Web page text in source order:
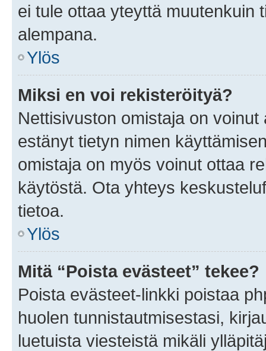
ei tule ottaa yteyttä muutenkuin
alempana.
Ylös
Miksi en voi rekisteröityä?
Nettisivuston omistaja on
estänyt tietyn nimen
omistaja on myös voinut ottaa
käytöstä. Ota yhteys
tietoa.
Ylös
Mitä “Poista evästeet” tekee?
Poista evästeet-linkki poistaa
huolen tunnistautmisestasi,
luetuista viesteistä mikäli